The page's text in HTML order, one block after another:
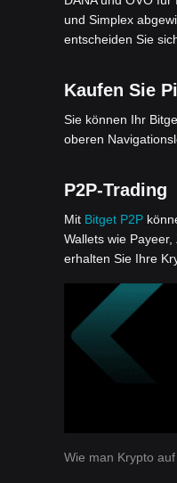
und Simplex
entscheiden Sie
Kaufen Sie
Sie können Ihr
oberen
P2P-Trading
Mit Bitget P2P
Wallets wie
erhalten Sie Ihre
Wie man Krypto